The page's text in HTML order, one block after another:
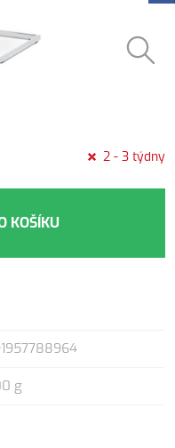
2 - 3 týdny
KOŠÍKU
g